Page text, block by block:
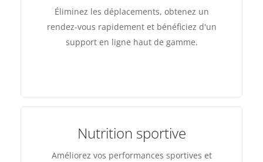
Éliminez les déplacements, obtenez un
rendez-vous rapidement et bénéficiez d'un
support en ligne haut de gamme.
Nutrition sportive
Améliorez vos performances sportives et